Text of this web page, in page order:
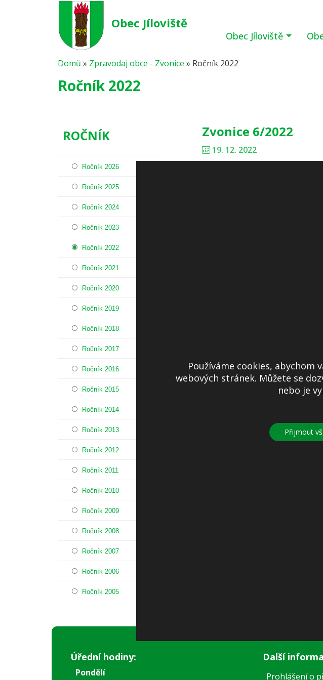
Obec Jíloviště
Obec Jíloviště
Domů » Zpravodaj obce - Zvonice » Ročník 2022
Ročník 2022
ROČNÍK
Ročník 2026
Ročník 2025
Ročník 2024
Ročník 2023
Ročník 2022
Ročník 2021
Ročník 2020
Ročník 2019
Ročník 2018
Ročník 2017
Ročník 2016
Ročník 2015
Ročník 2014
Ročník 2013
Ročník 2012
Ročník 2011
Ročník 2010
Ročník 2009
Ročník 2008
Ročník 2007
Ročník 2006
Ročník 2005
Zvonice 6/2022
19. 12. 2022
Úřední hodiny:
Pondělí
Další
Prohlášení o
Používáme cookies, abychom
webových stránek. Můžete se
nebo je
Přijmout